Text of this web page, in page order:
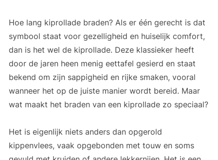
Hoe lang kiprollade braden? Als er één gerecht is dat
symbool staat voor gezelligheid en huiselijk comfort,
dan is het wel de kiprollade. Deze klassieker heeft
door de jaren heen menig eettafel gesierd en staat
bekend om zijn sappigheid en rijke smaken, vooral
wanneer het op de juiste manier wordt bereid. Maar
wat maakt het braden van een kiprollade zo speciaal?
Het is eigenlijk niets anders dan opgerold
kippenvlees, vaak opgebonden met touw en soms